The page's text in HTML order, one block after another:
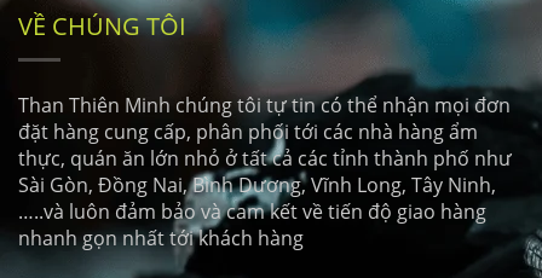
VỀ CHÚNG TÔI
Than Thiên Minh chúng tôi tự tin có thể nhận mọi đơn
đặt hàng cung cấp, phân phối tới các nhà hàng ẩm
thực, quán ăn lớn nhỏ ở tất cả các tỉnh thành phố như
Sài Gòn, Đồng Nai, Bình Dương, Vĩnh Long, Tây Ninh,
…..và luôn đảm bảo và cam kết về tiến độ giao hàng
nhanh gọn nhất tới khách hàng